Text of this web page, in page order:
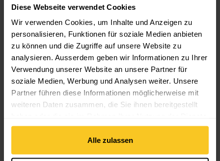
Diese Webseite verwendet Cookies
Wir verwenden Cookies, um Inhalte und Anzeigen zu
personalisieren, Funktionen für soziale Medien anbieten
zu können und die Zugriffe auf unsere Website zu
analysieren. Ausserdem geben wir Informationen zu Ihrer
Verwendung unserer Website an unsere Partner für
soziale Medien, Werbung und Analysen weiter. Unsere
Partner führen diese Informationen möglicherweise mit
weiteren Daten zusammen, die Sie ihnen bereitgestellt
gesammelt haben.
Alle zulassen
Landschaft. Die «schwarzen Berge» eignen sich auch
auf einen Gipfel, sondern in eine Schlucht. Die Mrtvica-
Schlucht liegt mitten in Montenegro. Für die
Wanderung solltest du etwa sechs Stunden einplanen,
insgesamt sind es rund 13 Kilometer hin und retour. Der
Startpunkt liegt etwas unterhalb des Parkings Danilov
Most. Folge dem Pfad mit dem rot-weissen Kreis. Der
Weg durch die Schlucht ist abwechslungsreich, mal
entlang des Wassers, mal über Felsvorsprünge, über
genügend Trinkwasser ein, in der Schlucht kann es sehr
Zur Wanderung in Montenegro